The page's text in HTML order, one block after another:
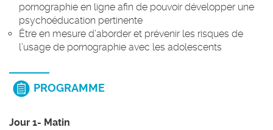
pornographie en ligne afin de pouvoir développer une
psychoéducation pertinente
Être en mesure d’aborder et prévenir les risques de
l’usage de pornographie avec les adolescents
PROGRAMME
Jour 1- Matin